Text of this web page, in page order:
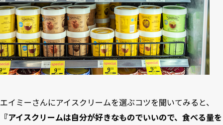
エイミーさんにアイスクリームを選ぶコツを聞いてみると、
『アイスクリームは自分が好きなものでいいので、食べる量を